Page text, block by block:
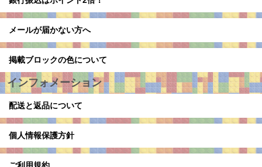
メールが届かない方へ
掲載ブロックの色について
インフォメーション
配送と返品について
個人情報保護方針
ご利用規約